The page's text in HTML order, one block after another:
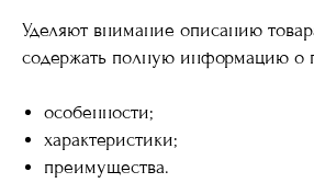
Уделяют внимание описанию
содержать полную информацию о
особенности;
характеристики;
преимущества.